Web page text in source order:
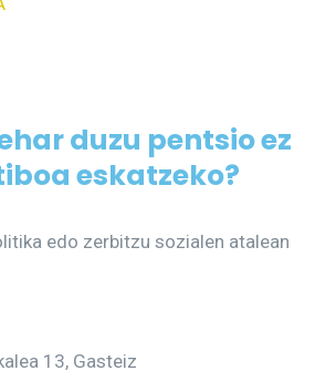
duzu pentsio ez
eskatzeko?
edo zerbitzu sozialen atalean
13, Gasteiz